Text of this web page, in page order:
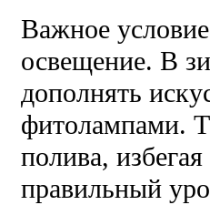
Важное
освещение. В
дополнять
фитолампами.
полива,
правильный